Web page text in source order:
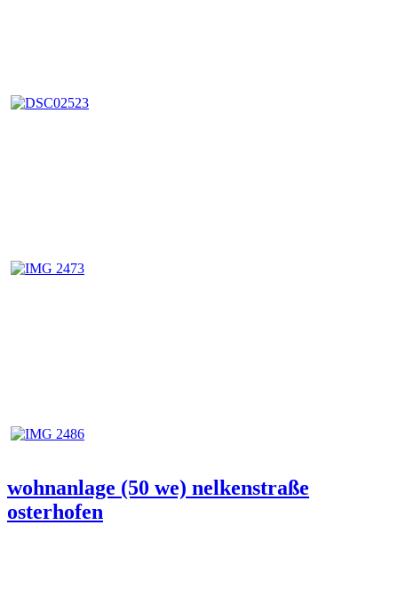
Veröffentlicht
am
wohnanlage (50 we) nelkenstraße
osterhofen